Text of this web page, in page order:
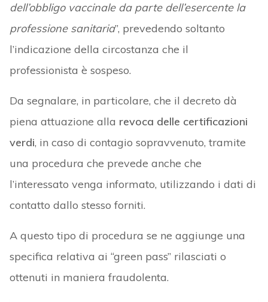
dell’obbligo vaccinale da parte dell’esercente la
professione sanitaria”, prevedendo soltanto
l’indicazione della circostanza che il
professionista è sospeso.
Da segnalare, in particolare, che il decreto dà
piena attuazione alla revoca delle certificazioni
verdi, in caso di contagio sopravvenuto, tramite
una procedura che prevede anche che
l’interessato venga informato, utilizzando i dati di
contatto dallo stesso forniti.
A questo tipo di procedura se ne aggiunge una
specifica relativa ai “green pass” rilasciati o
ottenuti in maniera fraudolenta.